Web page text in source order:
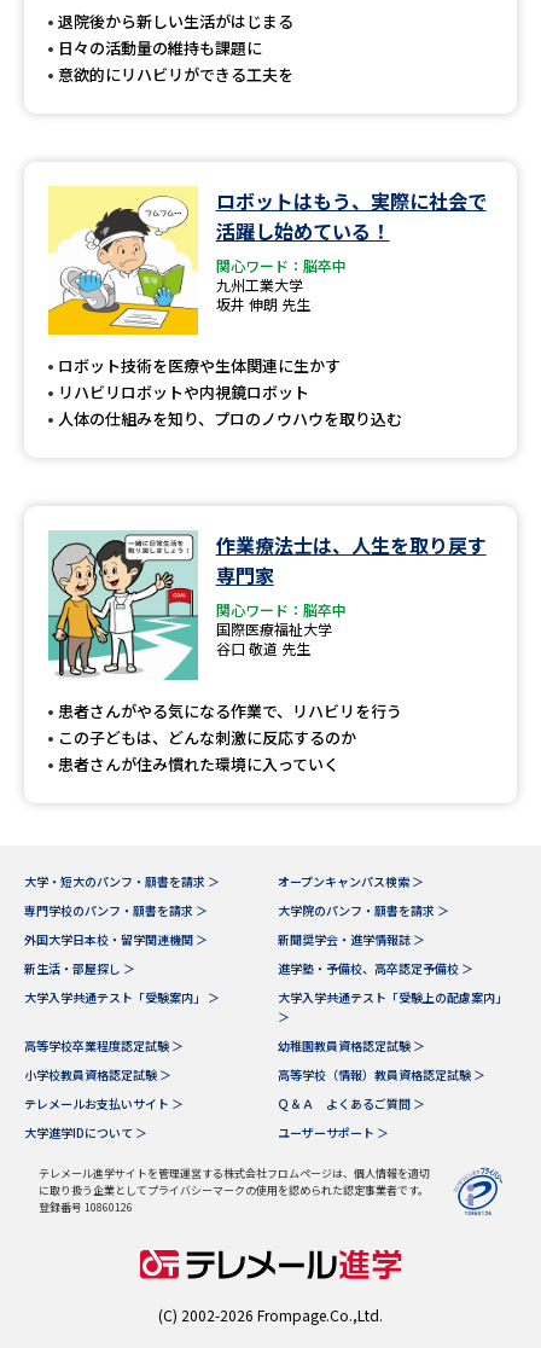
退院後から新しい生活がはじまる
日々の活動量の維持も課題に
意欲的にリハビリができる工夫を
ロボットはもう、実際に社会で
活躍し始めている！
関心ワード：脳卒中
九州工業大学
坂井 伸朗 先生
ロボット技術を医療や生体関連に生かす
リハビリロボットや内視鏡ロボット
人体の仕組みを知り、プロのノウハウを取り込む
作業療法士は、人生を取り戻す
専門家
関心ワード：脳卒中
国際医療福祉大学
谷口 敬道 先生
患者さんがやる気になる作業で、リハビリを行う
この子どもは、どんな刺激に反応するのか
患者さんが住み慣れた環境に入っていく
大学・短大のパンフ・願書を請求 ＞
オープンキャンパス検索 ＞
専門学校のパンフ・願書を請求 ＞
大学院のパンフ・願書を請求 ＞
外国大学日本校・留学関連機関 ＞
新聞奨学会・進学情報誌 ＞
新生活・部屋探し ＞
進学塾・予備校、高卒認定予備校 ＞
大学入学共通テスト「受験案内」 ＞
大学入学共通テスト「受験上の配慮案内」
＞
高等学校卒業程度認定試験 ＞
幼稚園教員資格認定試験 ＞
小学校教員資格認定試験 ＞
高等学校（情報）教員資格認定試験 ＞
テレメールお支払いサイト ＞
Ｑ＆Ａ よくあるご質問 ＞
大学進学IDについて ＞
ユーザーサポート ＞
テレメール進学サイトを管理運営する株式会社フロムページは、個人情報を適切
に取り扱う企業としてプライバシーマークの使用を認められた認定事業者です。
登録番号 10860126
(C) 2002-2026 Frompage.Co.,Ltd.